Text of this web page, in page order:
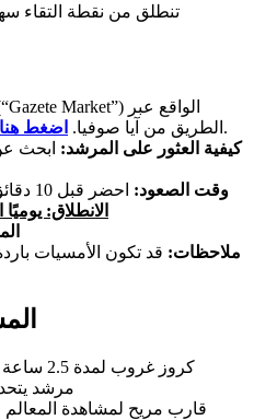
تنطلق من نقطة التقاء
الطريق من آيا صوفيا. اضغط هنا
لمعرفة موقع نقطة التقاء.
كيفية العثور على المرشد: ابحث
وقت الصعود: احضر قبل 10 دقائق من موعد الانطلاق
الانطلاق: يوميًا الساعة
ملاحظات: قد تكون الأمسيات
كروز غروب لمدة 2.5 ساعة في القرن الذهبي & البوسفور
مرشد
قارب مريح لمشاهدة